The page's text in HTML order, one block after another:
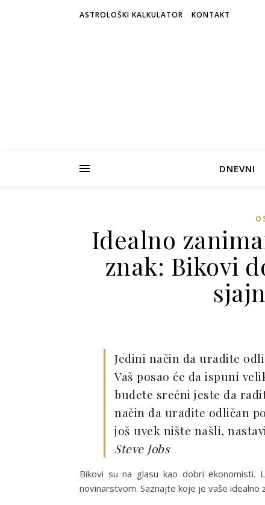
ASTROLOŠKI KALKULATOR KONTAKT
DNEVNI
Idealno
znak: Bikovi
Jedini način da uradite
Vaš posao će da ispuni
budete srećni jeste da
način da uradite odličan
još uvek nište našli,
Steve Jobs
Bikovi su na glasu kao dobri ekonomisti.
novinarstvom. Saznajte koje je vaše